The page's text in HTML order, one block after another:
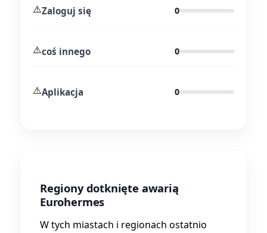
⚠️Zaloguj się 0
⚠️coś innego 0
⚠️Aplikacja 0
Regiony dotknięte awarią
Eurohermes
W tych miastach i regionach ostatnio